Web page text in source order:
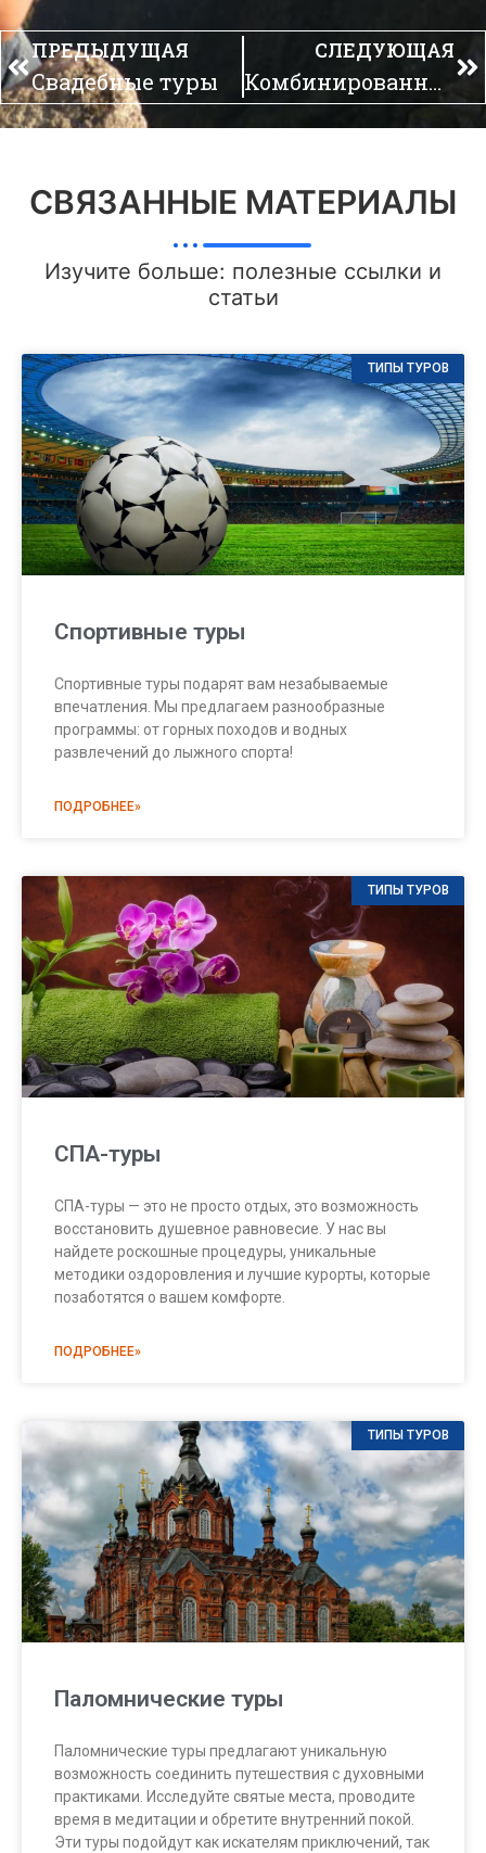
ПРЕДЫДУЩАЯ
Свадебные туры
СЛЕДУЮЩАЯ
Комбинированные туры
СВЯЗАННЫЕ МАТЕРИАЛЫ
Изучите больше: полезные ссылки и
статьи
ТИПЫ ТУРОВ
Спортивные туры
Спортивные туры подарят вам незабываемые
впечатления. Мы предлагаем разнообразные
программы: от горных походов и водных
развлечений до лыжного спорта!
ПОДРОБНЕЕ»
ТИПЫ ТУРОВ
СПА-туры
СПА-туры — это не просто отдых, это возможность
восстановить душевное равновесие. У нас вы
найдете роскошные процедуры, уникальные
методики оздоровления и лучшие курорты, которые
позаботятся о вашем комфорте.
ПОДРОБНЕЕ»
ТИПЫ ТУРОВ
Паломнические туры
Паломнические туры предлагают уникальную
возможность соединить путешествия с духовными
практиками. Исследуйте святые места, проводите
время в медитации и обретите внутренний покой.
Эти туры подойдут как искателям приключений, так